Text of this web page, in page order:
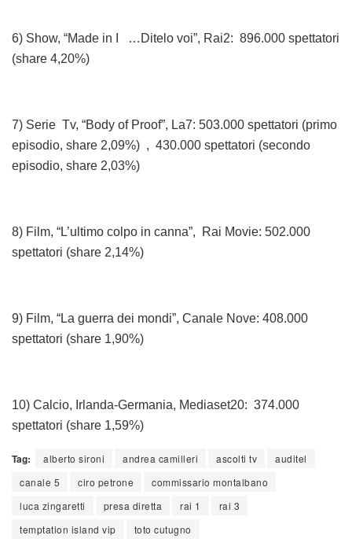
6) Show, “Made in I …Ditelo voi”, Rai2: 896.000 spettatori
(share 4,20%)
7) Serie Tv, “Body of Proof”, La7: 503.000 spettatori (primo
episodio, share 2,09%) , 430.000 spettatori (secondo
episodio, share 2,03%)
8) Film, “L’ultimo colpo in canna”, Rai Movie: 502.000
spettatori (share 2,14%)
9) Film, “La guerra dei mondi”, Canale Nove: 408.000
spettatori (share 1,90%)
10) Calcio, Irlanda-Germania, Mediaset20: 374.000
spettatori (share 1,59%)
Tag: alberto sironi andrea camilleri ascolti tv
auditel
canale 5
ciro petrone
commissario montalbano
luca zingaretti
presa diretta rai 1
rai 3
temptation island vip
toto cutugno